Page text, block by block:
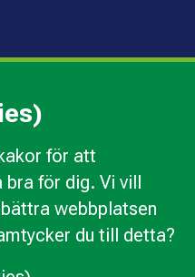
för att
bra för dig. Vi vill
webbplatsen
du till detta?